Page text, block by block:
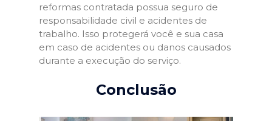
reformas contratada possua seguro de
responsabilidade civil e acidentes de
trabalho. Isso protegerá você e sua casa
em caso de acidentes ou danos causados
durante a execução do serviço.
Conclusão